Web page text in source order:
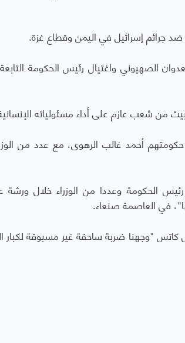
جرائم إسرائيل في اليمن وقطاع غزة.
الصهيوني واغتيال رئيس الحكومة
من شعب عازم على أداء مسئولياته
أحمد غالب الرهوى، مع عدد من
الحكومة وعددا من الوزراء خلال ورشة
في العاصمة صنعاء.
"وجهنا ضربة ساحقة غير مسبوقة لكبار